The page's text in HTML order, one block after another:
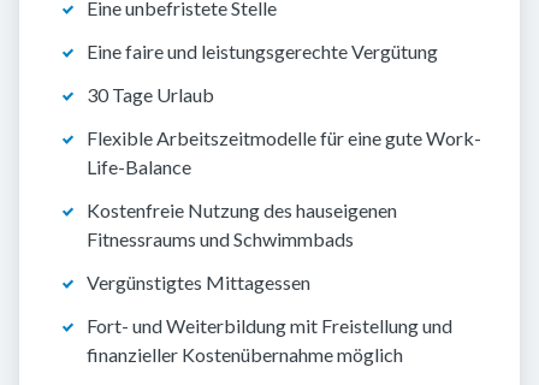
Eine unbefristete Stelle
Eine faire und leistungsgerechte Vergütung
30 Tage Urlaub
Flexible Arbeitszeitmodelle für eine gute Work-
Life-Balance
Kostenfreie Nutzung des hauseigenen
Fitnessraums und Schwimmbads
Vergünstigtes Mittagessen
Fort- und Weiterbildung mit Freistellung und
finanzieller Kostenübernahme möglich